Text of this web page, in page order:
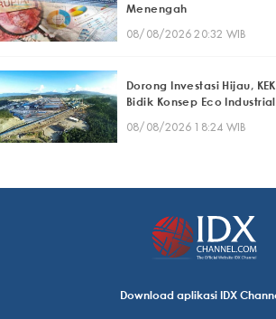
Menengah
08/08/2026 20:32 WIB
Dorong Investasi Hijau,
Bidik Konsep Eco
08/08/2026 18:24 WIB
Download aplikasi IDX